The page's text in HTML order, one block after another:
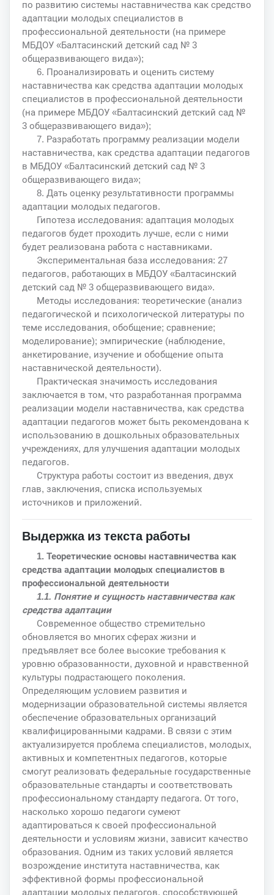
по развитию системы наставничества как средство
адаптации молодых специалистов в
профессиональной деятельности (на примере
МБДОУ «Балтасинский детский сад № 3
общеразвивающего вида»);
6. Проанализировать и оценить систему
наставничества как средства адаптации молодых
специалистов в профессиональной деятельности
(на примере МБДОУ «Балтасинский детский сад №
3 общеразвивающего вида»);
7. Разработать программу реализации модели
наставничества, как средства адаптации педагогов
в МБДОУ «Балтасинский детский сад № 3
общеразвивающего вида»;
8. Дать оценку результативности программы
адаптации молодых педагогов.
Гипотеза исследования: адаптация молодых
педагогов будет проходить лучше, если с ними
будет реализована работа с наставниками.
Экспериментальная база исследования: 27
педагогов, работающих в МБДОУ «Балтасинский
детский сад № 3 общеразвивающего вида».
Методы исследования: теоретические (анализ
педагогической и психологической литературы по
теме исследования, обобщение; сравнение;
моделирование); эмпирические (наблюдение,
анкетирование, изучение и обобщение опыта
наставнической деятельности).
Практическая значимость исследования
заключается в том, что разработанная программа
реализации модели наставничества, как средства
адаптации педагогов может быть рекомендована к
использованию в дошкольных образовательных
учреждениях, для улучшения адаптации молодых
педагогов.
Структура работы состоит из введения, двух
глав, заключения, списка используемых
источников и приложений.
Выдержка из текста работы
1. Теоретические основы наставничества как
средства адаптации молодых специалистов в
профессиональной деятельности
1.1. Понятие и сущность наставничества как
средства адаптации
Современное общество стремительно
обновляется во многих сферах жизни и
предъявляет все более высокие требования к
уровню образованности, духовной и нравственной
культуры подрастающего поколения.
Определяющим условием развития и
модернизации образовательной системы является
обеспечение образовательных организаций
квалифицированными кадрами. В связи с этим
актуализируется проблема специалистов, молодых,
активных и компетентных педагогов, которые
смогут реализовать федеральные государственные
образовательные стандарты и соответствовать
профессиональному стандарту педагога. От того,
насколько хорошо педагоги сумеют
адаптироваться к своей профессиональной
деятельности и условиям жизни, зависит качество
образования. Одним из таких условий является
возрождение института наставничества, как
эффективной формы профессиональной
адаптации молодых педагогов, способствующей